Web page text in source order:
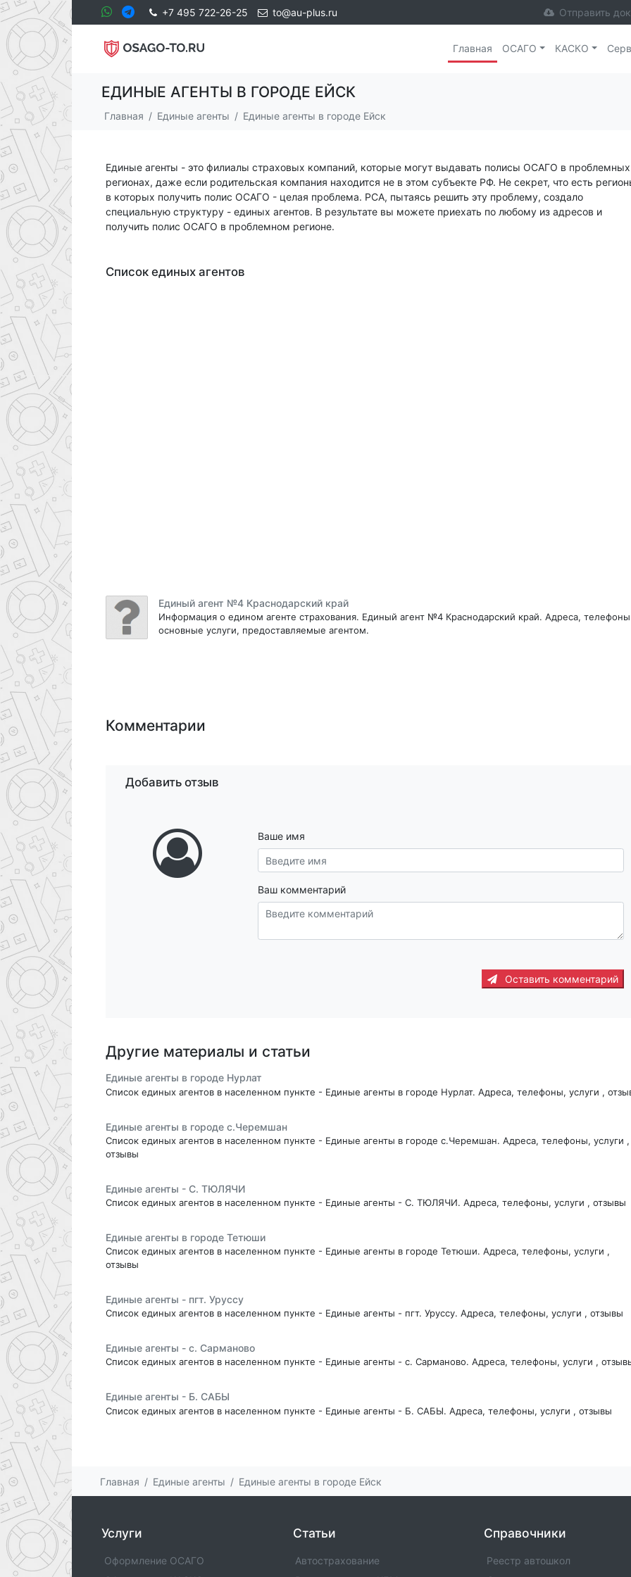
+7 495 722-26-25 to@au-plus.ru Отправить
Главная ОСАГО КАСКО
ЕДИНЫЕ АГЕНТЫ В ГОРОДЕ ЕЙСК
Главная Единые агенты Единые агенты в городе Ейск
Единые агенты - это филиалы страховых компаний, которые могут выдавать полисы ОСАГО в проблемных
регионах, даже если родительская компания находится не в этом субъекте РФ. Не секрет, что есть
в которых получить полис ОСАГО - целая проблема. РСА, пытаясь решить эту проблему, создало
специальную структуру - единых агентов. В результате вы можете приехать по любому из адресов и
получить полис ОСАГО в проблемном регионе.
Список единых агентов
Единый агент №4 Краснодарский край
Информация о едином агенте страхования. Единый агент №4 Краснодарский край. Адреса,
основные услуги, предоставляемые агентом.
Комментарии
Добавить отзыв
Ваше имя
Ваш комментарий
Оставить комментарий
Другие материалы и статьи
Единые агенты в городе Нурлат
Список единых агентов в населенном пункте - Единые агенты в городе Нурлат. Адреса, телефоны, услуги ,
Единые агенты в городе с.Черемшан
Список единых агентов в населенном пункте - Единые агенты в городе с.Черемшан. Адреса, телефоны, услуги ,
отзывы
Единые агенты - С. ТЮЛЯЧИ
Список единых агентов в населенном пункте - Единые агенты - С. ТЮЛЯЧИ. Адреса, телефоны, услуги , отзывы
Единые агенты в городе Тетюши
Список единых агентов в населенном пункте - Единые агенты в городе Тетюши. Адреса, телефоны, услуги ,
отзывы
Единые агенты - пгт. Уруссу
Список единых агентов в населенном пункте - Единые агенты - пгт. Уруссу. Адреса, телефоны, услуги , отзывы
Единые агенты - с. Сарманово
Список единых агентов в населенном пункте - Единые агенты - с. Сарманово. Адреса, телефоны, услуги ,
Единые агенты - Б. САБЫ
Список единых агентов в населенном пункте - Единые агенты - Б. САБЫ. Адреса, телефоны, услуги , отзывы
Единые агенты в городе Нурлат
Список единых агентов в населенном пункте - Единые агенты в городе Нурлат. Адреса, телефоны, услуги ,
Главная Единые агенты Единые агенты в городе Ейск
Услуги
Оформление ОСАГО
Статьи
Автострахование
Справочники
Реестр автошкол